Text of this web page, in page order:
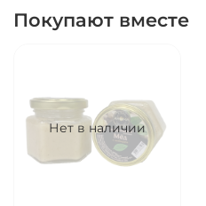
Аромат:
Китай
Температура
Покупают вместе
Нет в наличии